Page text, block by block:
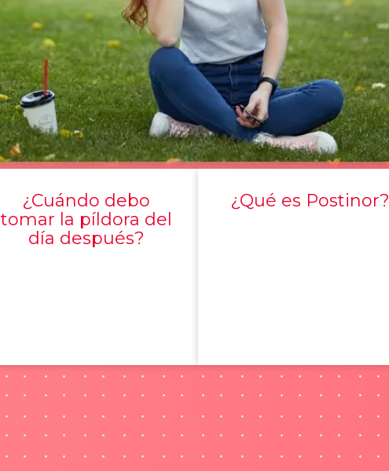
¿Cuándo debo
tomar la píldora del
día después?
¿Qué es Postinor?